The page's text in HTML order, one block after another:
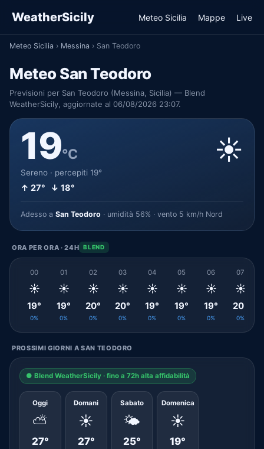
WeatherSicily Meteo Sicilia Mappe Live
Meteo Sicilia › Messina › San Teodoro
Meteo San Teodoro
Previsioni per San Teodoro (Messina, Sicilia) — Blend
WeatherSicily, aggiornate al 06/08/2026 23:07.
19°C
Sereno · percepiti 19°
↑ 27° ↓ 18°
☀️
Adesso a San Teodoro · umidità 56% · vento 5 km/h Nord
ORA PER ORA · 24H BLEND
00
☀️
19°
0%
01
☀️
19°
0%
02
☀️
20°
0%
03
☀️
20°
0%
04
☀️
19°
0%
05
☀️
19°
0%
06
☀️
19°
0%
07
☀️
20°
0%
PROSSIMI GIORNI A SAN TEODORO
● Blend WeatherSicily · fino a 72h alta affidabilità
Oggi
⛅
27°
Domani
☀️
27°
Sabato
🌤️
25°
Domenica
☀️
19°